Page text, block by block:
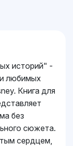
историй" -
любимых
Книга для
без
сюжета.
сердцем,